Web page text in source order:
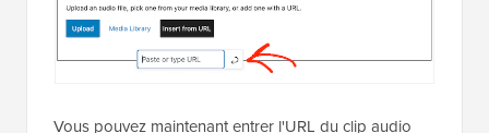
Vous pouvez maintenant entrer l'URL du clip audio